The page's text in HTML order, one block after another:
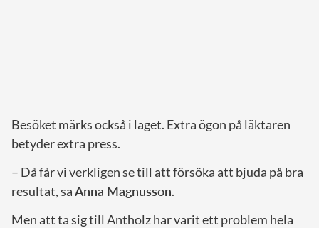
Besöket märks också i laget. Extra ögon på läktaren
betyder extra press.
– Då får vi verkligen se till att försöka att bjuda på bra
resultat, saAnna Magnusson.
Men att ta sig till Antholz har varit ett problem hela